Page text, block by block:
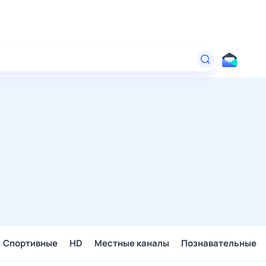
Спортивные HD Местные каналы Познавательные